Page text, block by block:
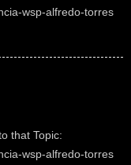
wsp-alfredo-torres
that Topic:
wsp-alfredo-torres